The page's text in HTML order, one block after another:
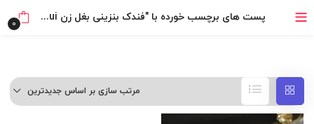
خرید قسطی با ترب‌پی پست های برچسب خورده با "فندک بنزینی بغل زن Derui (طرح دانهیل)" 0
مرتب سازی بر اساس جدیدترین